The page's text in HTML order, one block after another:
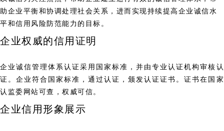
助企业平衡和协调处理社会关系，进而实现持续提高企业诚信水
平和信用风险防范能力的目标。
企业权威的信用证明
企业诚信管理体系认证采用国家标准，并由专业认证机构审核认
证。企业符合国家标准，通过认证，颁发认证证书。证书在国家
认监委网站可查，权威可信。
企业信用形象展示